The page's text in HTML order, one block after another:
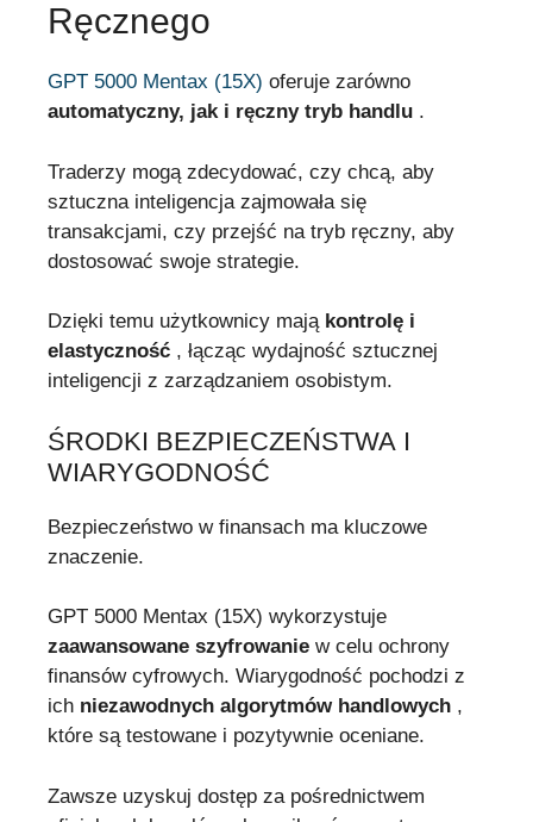
Ręcznego
GPT 5000 Mentax (15X) oferuje zarówno
automatyczny, jak i ręczny tryb handlu .
Traderzy mogą zdecydować, czy chcą, aby
sztuczna inteligencja zajmowała się
transakcjami, czy przejść na tryb ręczny, aby
dostosować swoje strategie.
Dzięki temu użytkownicy mają kontrolę i
elastyczność , łącząc wydajność sztucznej
inteligencji z zarządzaniem osobistym.
ŚRODKI BEZPIECZEŃSTWA I
WIARYGODNOŚĆ
Bezpieczeństwo w finansach ma kluczowe
znaczenie.
GPT 5000 Mentax (15X) wykorzystuje
zaawansowane szyfrowanie w celu ochrony
finansów cyfrowych. Wiarygodność pochodzi z
ich niezawodnych algorytmów handlowych ,
które są testowane i pozytywnie oceniane.
Zawsze uzyskuj dostęp za pośrednictwem